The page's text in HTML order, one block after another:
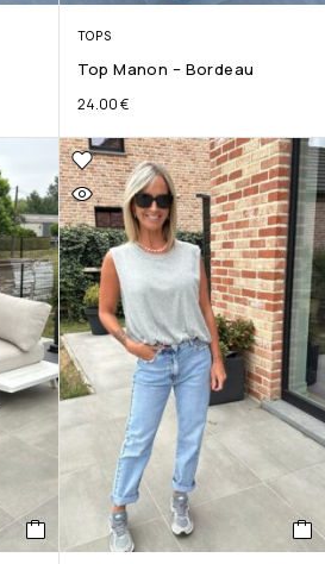
TOPS
Top Manon – Bordeau
24.00€